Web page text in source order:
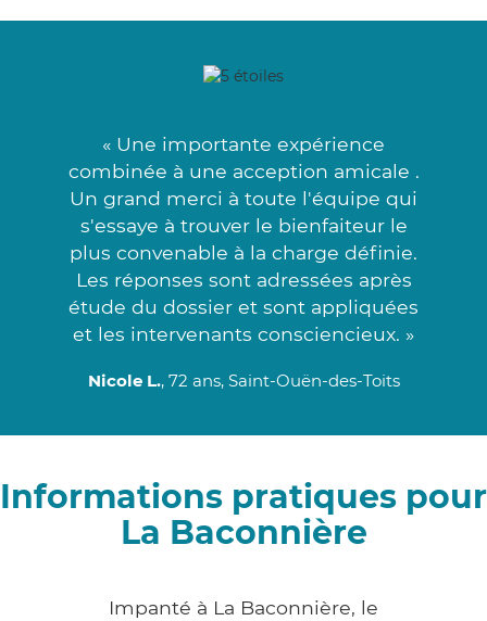
« Une importante expérience
combinée à une acception amicale .
Un grand merci à toute l'équipe qui
s'essaye à trouver le bienfaiteur le
plus convenable à la charge définie.
Les réponses sont adressées après
étude du dossier et sont appliquées
et les intervenants consciencieux. »
Nicole L., 72 ans, Saint-Ouën-des-Toits
Informations pratiques pour
La Baconnière
Impanté à La Baconnière, le